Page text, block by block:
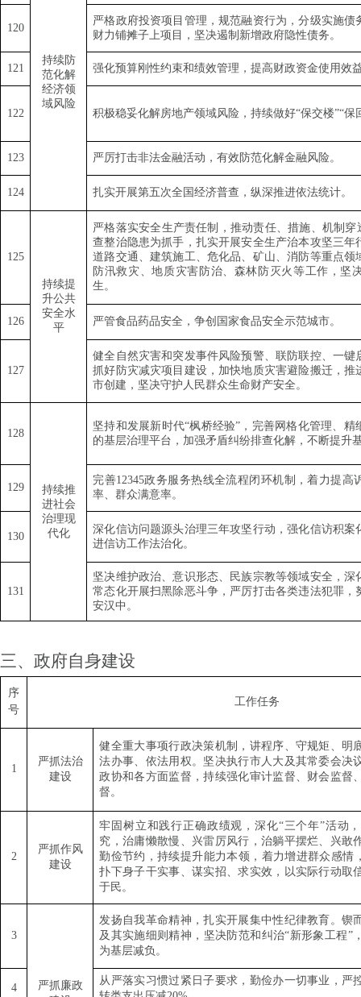
持续防
范化解
经济领
域风险
120
严格政府投资项目管理，规范融资行为，分级实施债
财力铺摊子上项目，坚决遏制新增政府隐性债务。
121 强化预算刚性约束和绩效管理，提高财政资金使用效
122 积极稳妥化解房地产领域风险，持续做好“保交楼”“保
123 严厉打击非法金融活动，有效防范化解金融风险。
124 扎实开展第五次全国经济普查，纵深推进依法统计。
125
持续提
升公共
安全水
平
严格落实安全生产责任制，推动责任、措施、机制穿
查整治隐患为抓手，扎实开展安全生产治本攻坚三年
道路交通、建筑施工、危化品、矿山、消防等重点领
防汛救灾、地质灾害防治、森林防灭火等工作，坚
生。
126 严管食品药品安全，争创国家食品安全示范城市。
127
健全自然灾害和突发事件风险预警、联防联控、一键
抓好防灾减灾项目建设，加快地质灾害避险搬迁，推
市创建，坚决守护人民群众生命财产安全。
128
持续推
进社会
治理现
代化
坚持和发展新时代“枫桥经验” ，完善网格化管理、
的基层治理平台，加强矛盾纠纷排查化解，不断提升
129
完善12345政务服务热线全流程闭环机制，着力提高
率、群众满意率。
130
深化信访问题源头治理三年攻坚行动，强化信访积案
进信访工作法治化。
131
坚决维护政治、意识形态、民族宗教等领域安全，深
常态化开展扫黑除恶斗争，严厉打击各类违法犯罪，
安汉中。
三、政府自身建设
序
号
工作任务
1
严抓法治
建设
健全重大事项行政决策机制，讲程序、守规矩、明
法办事、依法用权。坚决执行市人大及其常委会决
政协和各方面监督，持续强化审计监督、财会监督
督。
2
严抓作风
建设
牢固树立和践行正确政绩观，深化“三个年”活动
究，治庸懒散慢、兴雷厉风行，治躺平摆烂、兴敢
勤俭节约，持续提升能力本领，着力增进群众感情
扑下身子干实事、谋实招、求实效，以实际行动取
于民。
3
严抓廉政
发扬自我革命精神，扎实开展集中性纪律教育。锲
及其实施细则精神，坚决防范和纠治“新形象工程”
为基层减负。
4
从严落实习惯过紧日子要求，勤俭办一切事业，严